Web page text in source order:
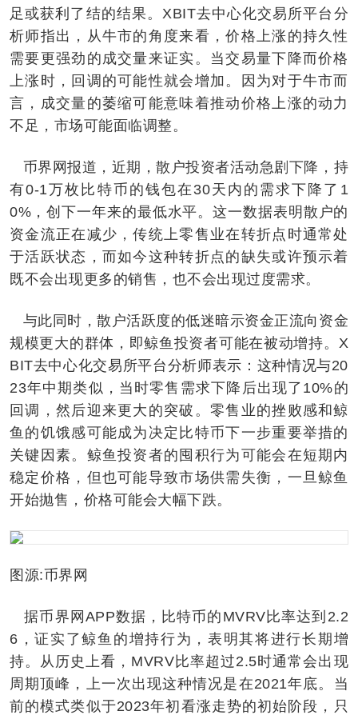
足或获利了结的结果。XBIT去中心化交易所平台分
析师指出，从牛市的角度来看，价格上涨的持久性
需要更强劲的成交量来证实。当交易量下降而价格
上涨时，回调的可能性就会增加。因为对于牛市而
言，成交量的萎缩可能意味着推动价格上涨的动力
不足，市场可能面临调整。
币界网报道，近期，散户投资者活动急剧下降，持
有0-1万枚比特币的钱包在30天内的需求下降了1
0%，创下一年来的最低水平。这一数据表明散户的
资金流正在减少，传统上零售业在转折点时通常处
于活跃状态，而如今这种转折点的缺失或许预示着
既不会出现更多的销售，也不会出现过度需求。
与此同时，散户活跃度的低迷暗示资金正流向资金
规模更大的群体，即鲸鱼投资者可能在被动增持。X
BIT去中心化交易所平台分析师表示：这种情况与20
23年中期类似，当时零售需求下降后出现了10%的
回调，然后迎来更大的突破。零售业的挫败感和鲸
鱼的饥饿感可能成为决定比特币下一步重要举措的
关键因素。鲸鱼投资者的囤积行为可能会在短期内
稳定价格，但也可能导致市场供需失衡，一旦鲸鱼
开始抛售，价格可能会大幅下跌。
图源:币界网
据币界网APP数据，比特币的MVRV比率达到2.2
6，证实了鲸鱼的增持行为，表明其将进行长期增
持。从历史上看，MVRV比率超过2.5时通常会出现
周期顶峰，上一次出现这种情况是在2021年底。当
前的模式类似于2023年初看涨走势的初始阶段，只